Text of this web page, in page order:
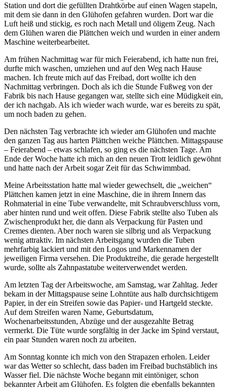
Station und dort die gefüllten Drahtkörbe auf einen Wagen stapeln,
mit dem sie dann in den Glühofen gefahren wurden. Dort war die
Luft heiß und stickig, es roch nach Metall und öligem Zeug. Nach
dem Glühen waren die Plättchen weich und wurden in einer andern
Maschine weiterbearbeitet.
Am frühen Nachmittag war für mich Feierabend, ich hatte nun frei,
durfte mich waschen, umziehen und auf den Weg nach Hause
machen. Ich freute mich auf das Freibad, dort wollte ich den
Nachmittag verbringen. Doch als ich die Stunde Fußweg von der
Fabrik bis nach Hause gegangen war, stellte sich eine Müdigkeit ein,
der ich nachgab. Als ich wieder wach wurde, war es bereits zu spät,
um noch baden zu gehen.
Den nächsten Tag verbrachte ich wieder am Glühofen und machte
den ganzen Tag aus harten Plättchen weiche Plättchen. Mittagspause
– Feierabend – etwas schlafen, so ging es die nächsten Tage. Am
Ende der Woche hatte ich mich an den neuen Trott leidlich gewöhnt
und hatte nach der Arbeit sogar Zeit für das Schwimmbad.
Meine Arbeitsstation hatte mal wieder gewechselt, die
weichen
Plättchen kamen jetzt in eine Maschine, die in ihrem Innern das
Rohmaterial in eine Tube verwandelte, mit Schraubverschluss vorn,
aber hinten rund und weit offen. Diese Fabrik stellte also Tuben als
Zwischenprodukt her, die dann als Verpackung für Pasten und
Cremes dienten. Aber noch waren sie silbrig und als Verpackung
wenig attraktiv. Im nächsten Arbeitsgang wurden die Tuben
mehrfarbig lackiert und mit den Logos und Markennamen der
jeweiligen Firma versehen. Die Produktreihe, die gerade hergestellt
wurde, sollte als Zahnpastatube weiterverwendet werden.
Am letzten Tag der Arbeitswoche, am Samstag, war Zahltag. Jeder
bekam in der Mittagspause seine Lohntüte aus halb durchsichtigem
Papier, in der ein Streifen sowie das Papier- und Hartgeld steckte.
Auf dem Streifen waren Name, Geburtsdatum,
Wochenarbeitsstunden, Abzüge und der ausgezahlte Betrag
vermerkt. Die Tüte wurde sorgfältig in der Jacke im Spind verstaut,
ein paar Stunden waren noch zu arbeiten.
Am Sonntag konnte ich mich von den Strapazen erholen. Leider
war das Wetter so schlecht, dass baden im Freibad buchstäblich ins
Wasser fiel. Die nächste Woche begann mit eintöniger, schon
bekannter Arbeit am Glühofen. Es folgten die ebenfalls bekannten